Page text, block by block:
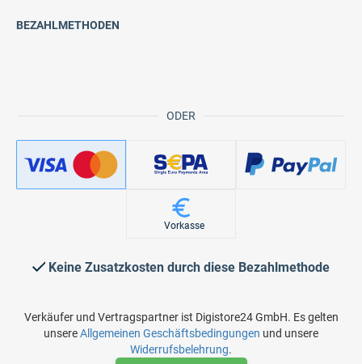
ODER
BEZAHLMETHODEN
Vorkasse
Keine Zusatzkosten durch diese Bezahlmethode
Verkäufer und Vertragspartner ist Digistore24 GmbH. Es gelten
unsereAllgemeinen Geschäftsbedingungen und unsere
Widerrufsbelehrung.